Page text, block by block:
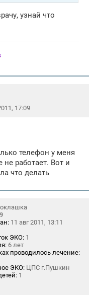
узнай что
17:09
телефон у меня
работает. Вот и
что делать
11 авг 2011, 13:11
ЭКО: 1
6 лет
проводилось лечение:
ЭКО: ЦПС г.Пушкин
1